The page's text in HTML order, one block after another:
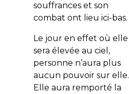
souffrances et son
combat ont lieu ici-bas.
Le jour en effet où elle
sera élevée au ciel,
personne n’aura plus
aucun pouvoir sur elle.
Elle aura remporté la